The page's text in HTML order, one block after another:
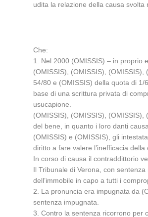
udita la relazione della causa svolta
Che:
1. Nel 2000 (OMISSIS) – in proprio
(OMISSIS), (OMISSIS),
54/80 e (OMISSIS) della quota di
base di una scrittura privata di
usucapione.
(OMISSIS), (OMISSIS),
del bene, in quanto i loro danti
(OMISSIS) e (OMISSIS), gli
diritto a fare valere l’inefficacia
In corso di causa il contraddittorio
Il Tribunale di Verona, con
dell’immobile in capo a tutti i
2. La pronuncia era impugnata da
sentenza impugnata.
3. Contro la sentenza ricorrono per